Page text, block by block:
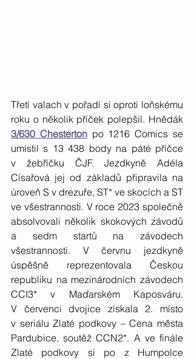
Třetí valach v pořadí si oproti loňskému
3/630 Chesterton po 1216 Comics se
umístil s 13 438 body na páté příčce
v žebříčku ČJF. Jezdkyně Adéla
Císařová jej od základů připravila na
úroveň S v drezuře, ST* ve skocích a ST
ve všestrannosti. V roce 2023 společně
absolvovali několik skokových závodů
a sedm startů na závodech
všestrannosti. V červnu jezdkyně
úspěšně reprezentovala Českou
republiku na mezinárodních závodech
CCI3* v Maďarském Kaposváru.
V červenci dvojice získala 2. místo
v seriálu Zlaté podkovy – Cena města
Pardubice, soutěž CCN2*. A ve finále
Zlaté podkovy si po z Humpolce